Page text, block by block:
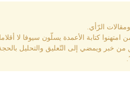
الرّأي.
كتابة الأعمدة يسلّون سيوفا لا
خبر ويمضي إلى التّعليق والتحليل